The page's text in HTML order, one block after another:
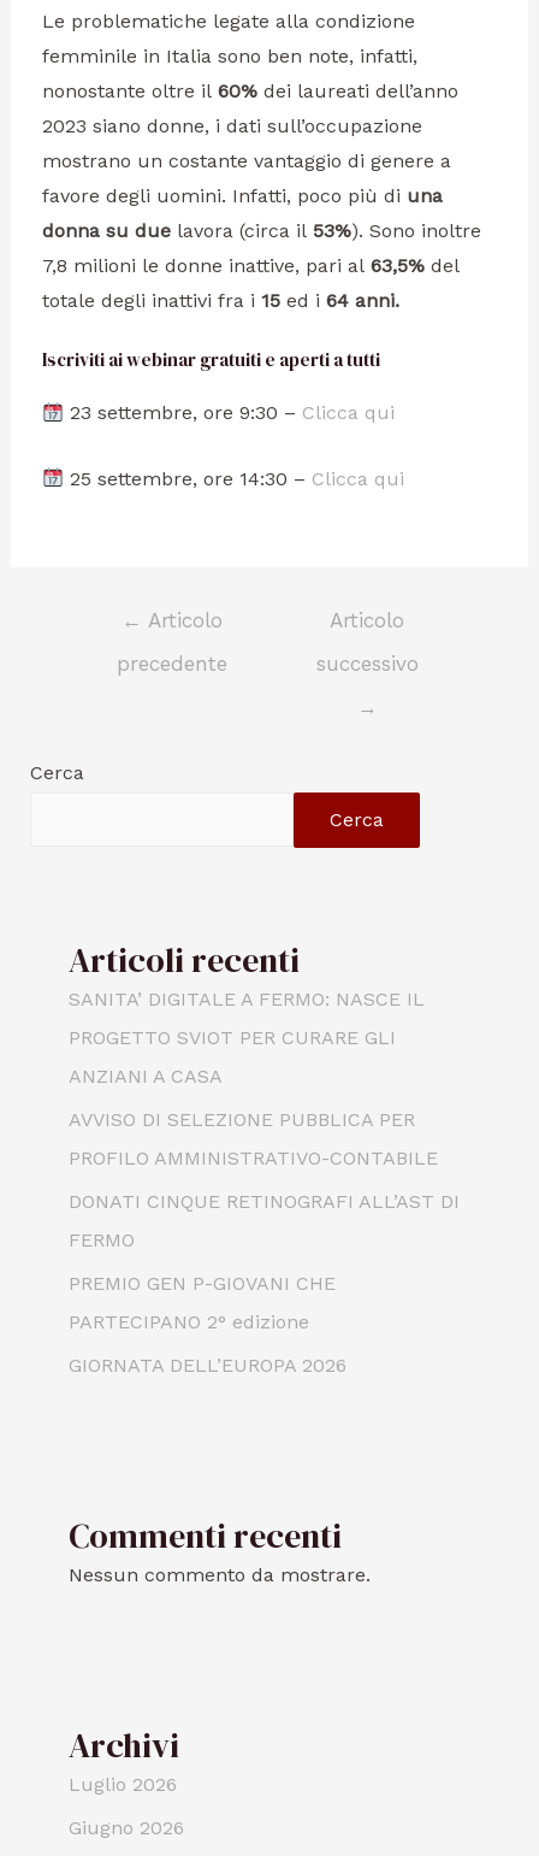
Le problematiche legate alla condizione
femminile in Italia sono ben note, infatti,
nonostante oltre il 60%dei laureati dell’anno
2023 siano donne, i dati sull’occupazione
mostrano un costante vantaggio di genere a
favore degli uomini. Infatti, poco più di una
donna su duelavora (circa il53%). Sono inoltre
7,8 milioni le donne inattive, pari al 63,5%del
totale degli inattivi fra i 15 ed i 64 anni.
Iscriviti ai webinar gratuiti e aperti a tutti
23 settembre, ore 9:30 – Clicca qui
25 settembre, ore 14:30 – Clicca qui
← Articolo
precedente
Articolo
successivo
→
Cerca
Cerca
Articoli recenti
SANITA’ DIGITALE A FERMO: NASCE IL
PROGETTO SVIOT PER CURARE GLI
ANZIANI A CASA
AVVISO DI SELEZIONE PUBBLICA PER
PROFILO AMMINISTRATIVO-CONTABILE
DONATI CINQUE RETINOGRAFI ALL’AST DI
FERMO
PREMIO GEN P-GIOVANI CHE
PARTECIPANO 2° edizione
GIORNATA DELL’EUROPA 2026
Commenti recenti
Nessun commento da mostrare.
Archivi
Luglio 2026
Giugno 2026